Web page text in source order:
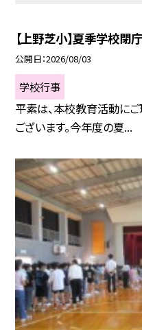
【上野芝小】夏季学校閉
公開日 2026/08/03
学校行事
平素は、本校教育活動に
ございます。今年度の夏...